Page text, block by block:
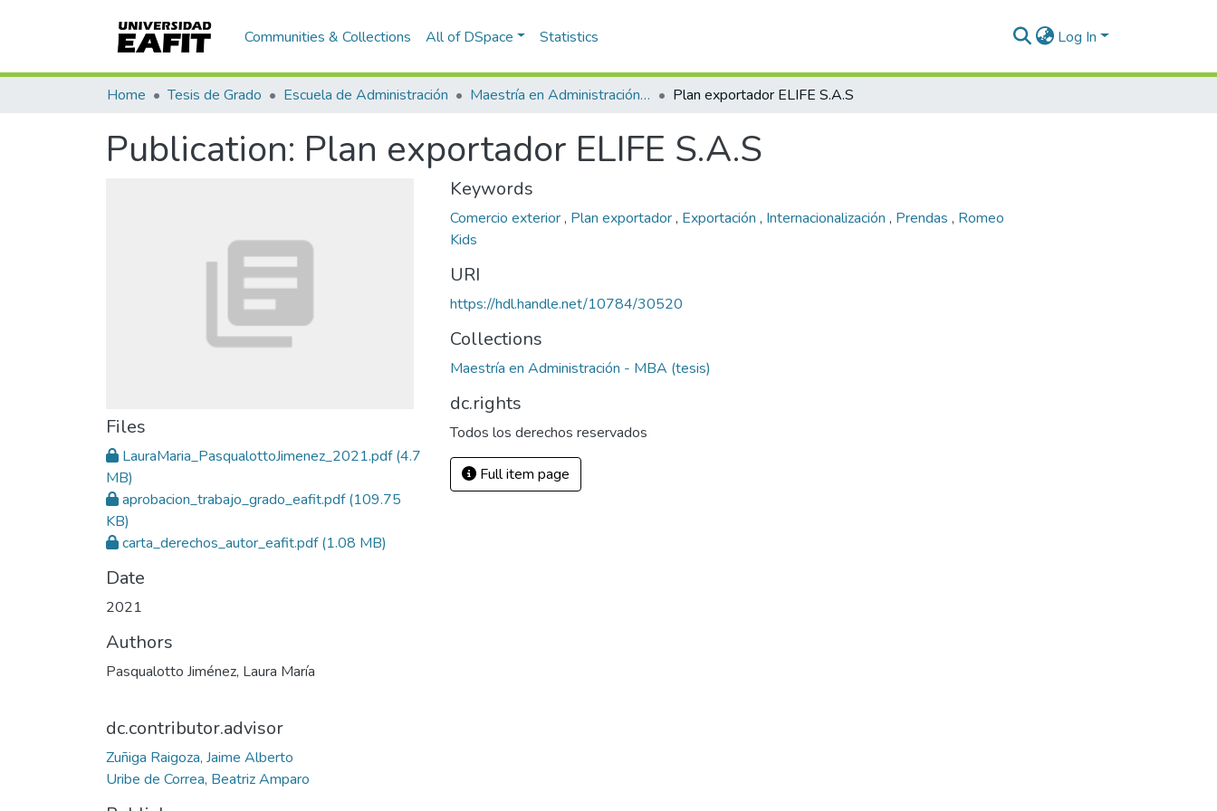
Communities & Collections All of DSpace Statistics Log In
Home Tesis de Grado Escuela de Administración Maestría en Administración - MBA (tesis) Plan exportador ELIFE S.A.S
Publication: Plan exportador ELIFE S.A.S
Files
LauraMaria_PasqualottoJimenez_2021.pdf(4.7
MB)
aprobacion_trabajo_grado_eafit.pdf(109.75
KB)
carta_derechos_autor_eafit.pdf(1.08 MB)
Date
2021
Authors
Pasqualotto Jiménez, Laura María
dc.contributor.advisor
Zuñiga Raigoza, Jaime Alberto
Uribe de Correa, Beatriz Amparo
Keywords
Comercio exterior, Plan exportador, Exportación , Internacionalización , Prendas , Romeo
Kids
URI
https://hdl.handle.net/10784/30520
Collections
Maestría en Administración - MBA (tesis)
dc.rights
Todos los derechos reservados
Full item page